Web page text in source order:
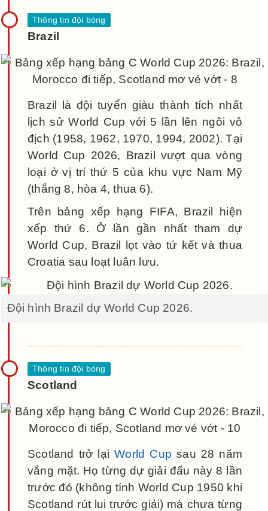
Brazil
Brazil là đội tuyển giàu thành tích nhất
lịch sử World Cup với 5 lần lên ngôi vô
địch (1958, 1962, 1970, 1994, 2002). Tại
World Cup 2026, Brazil vượt qua vòng
loại ở vị trí thứ 5 của khu vực Nam Mỹ
(thắng 8, hòa 4, thua 6).
Trên bảng xếp hạng FIFA, Brazil hiện
xếp thứ 6. Ở lần gần nhất tham dự
World Cup, Brazil lọt vào tứ kết và thua
Croatia sau loạt luân lưu.
Đội hình Brazil dự World Cup 2026.
Scotland
Scotland trở lạiWorld Cup sau 28 năm
vắng mặt. Họ từng dự giải đấu này 8 lần
trước đó (không tính World Cup 1950 khi
Scotland rút lui trước giải) mà chưa từng